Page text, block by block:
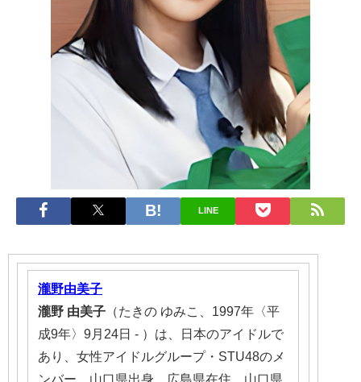
LINE
瀧野由美子
瀧野 由美子 （たきの ゆみこ、1997年〈平
成9年〉9月24日 - ）は、日本のアイドルで
あり、女性アイドルグループ・STU48のメ
ンバー。山口県出身、広島県在住。山口県